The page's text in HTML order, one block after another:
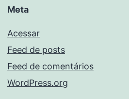
Meta
Acessar
Feed de posts
Feed de comentários
WordPress.org